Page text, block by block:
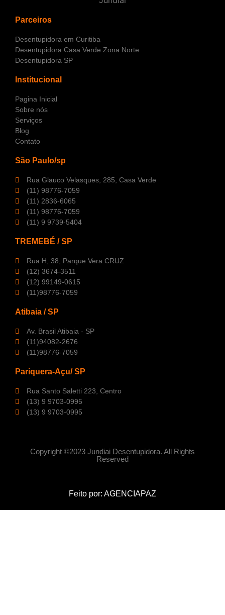
Parceiros
Desentupidora em Curitiba
Desentupidora Casa Verde Zona Norte
Desentupidora SP
Institucional
Pagina Inicial
Sobre nós
Serviços
Blog
Contato
São Paulo/sp
Rua Glauco Velasques, 285, Casa Verde
(11) 98776-7059
(11) 2836-6065
(11) 98776-7059
(11) 9 9739-5404
TREMEBÉ / SP
Rua H, 38, Parque Vera CRUZ
(12) 3674-3511
(12) 99149-0615
(11)98776-7059
Atibaia / SP
Av. Brasil Atibaia - SP
(11)94082-2676
(11)98776-7059
Pariquera-Açu/ SP
Rua Santo Saletti 223, Centro
(13) 9 9703-0995
(13) 9 9703-0995
Copyright ©2023 Jundiai Desentupidora. All Rights
Reserved
Feito por: AGENCIAPAZ